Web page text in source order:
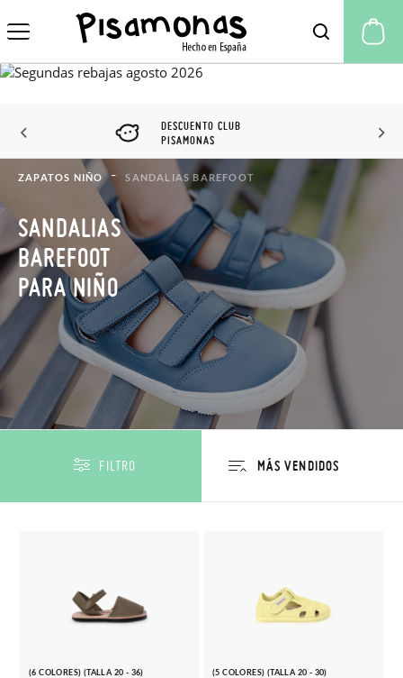
DESCUENTO CLUB
PISAMONAS
ZAPATOS NIÑO SANDALIAS BAREFOOT
SANDALIAS
BAREFOOT
PARA NIÑO
FILTRO
(6 COLORES) (TALLA 20 - 36) (5 COLORES) (TALLA 20 - 30)